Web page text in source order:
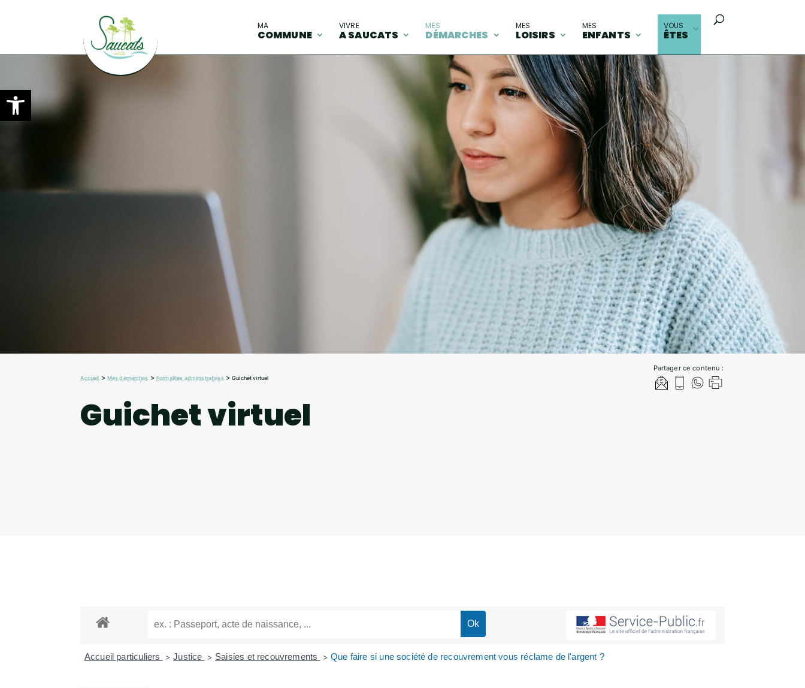
Ouvrir la barre d’outils
MA
COMMUNE
VIVRE
A SAUCATS
MES
DÉMARCHES
MES
LOISIRS
MES
ENFANTS
VOUS
ÊTES
Partager ce contenu :
Accueil > Mes démarches >Formalités administratives>Guichet virtuel
Guichet virtuel
Accueil particuliers > Justice > Saisies et recouvrements > Que faire si une société de recouvrement vous réclame de l'argent ?